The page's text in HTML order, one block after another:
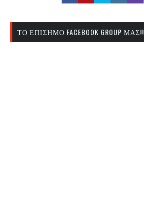
ΤΟ ΕΠΊΣΗΜΟ FACEBOOK GROUP ΜΑΣ!!